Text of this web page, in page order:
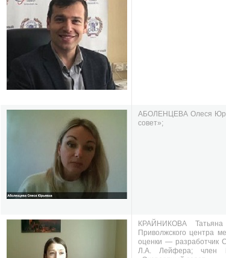
АБОЛЕНЦЕВА Олеся
совет»;
КРАЙНИКОВА
Приволжского центра
оценки — разработчик
Л.А. Лейфера; член